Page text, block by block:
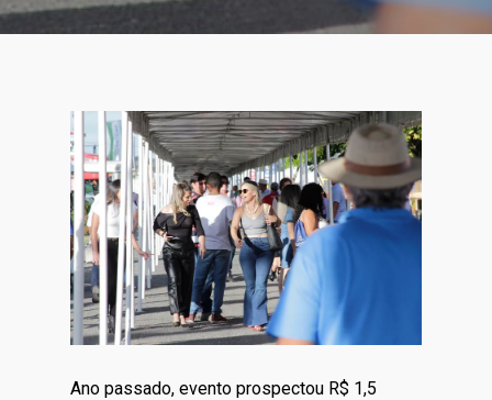
Ano passado, evento prospectou R$ 1,5